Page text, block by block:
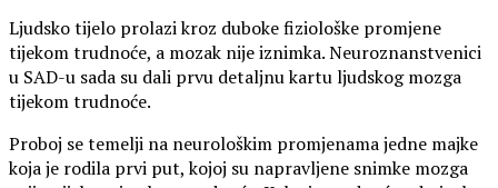
Ljudsko tijelo prolazi kroz duboke fiziološke promjene
tijekom trudnoće, a mozak nije iznimka. Neuroznanstvenici
u SAD-u sada su dali prvu detaljnu kartu ljudskog mozga
tijekom trudnoće.
Proboj se temelji na neurološkim promjenama jedne majke
koja je rodila prvi put, kojoj su napravljene snimke mozga